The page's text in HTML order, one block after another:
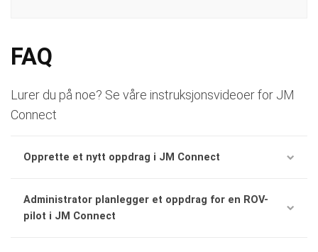
FAQ
Lurer du på noe? Se våre instruksjonsvideoer for JM
Connect
Opprette et nytt oppdrag i JM Connect
Administrator planlegger et oppdrag for en ROV-
pilot i JM Connect